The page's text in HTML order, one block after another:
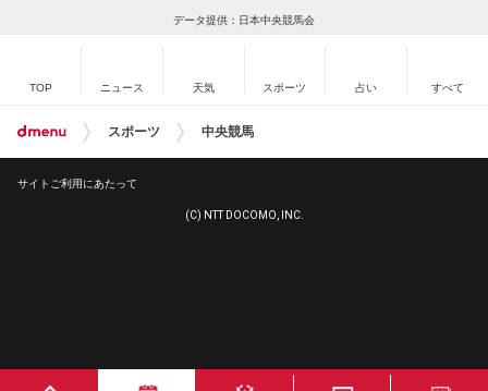
データ提供：日本中央競馬会
TOP ニュース 天気 スポーツ 占い すべて
スポーツ 中央競馬
サイトご利用にあたって
(C) NTT DOCOMO, INC.